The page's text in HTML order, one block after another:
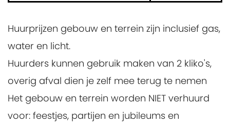
Huurprijzen gebouw en terrein zijn inclusief gas,
water en licht.
Huurders kunnen gebruik maken van 2 kliko's,
overig afval dien je zelf mee terug te nemen
Het gebouw en terrein worden NIET verhuurd
voor: feestjes, partijen en jubileums en